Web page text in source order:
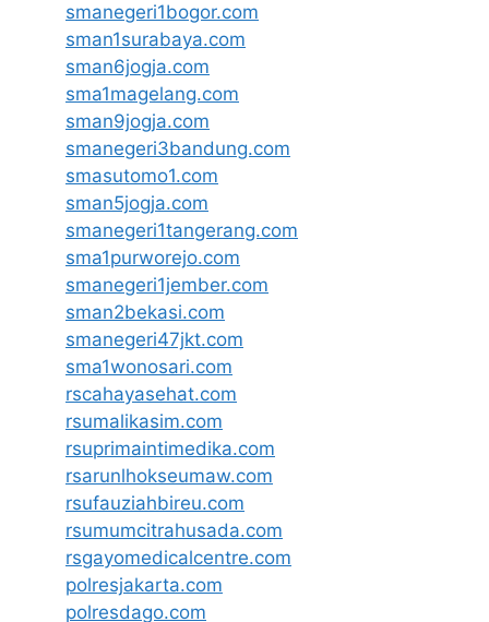
smanegeri1bogor.com
sman1surabaya.com
sman6jogja.com
sma1magelang.com
sman9jogja.com
smanegeri3bandung.com
smasutomo1.com
sman5jogja.com
smanegeri1tangerang.com
sma1purworejo.com
smanegeri1jember.com
sman2bekasi.com
smanegeri47jkt.com
sma1wonosari.com
rscahayasehat.com
rsumalikasim.com
rsuprimaintimedika.com
rsarunlhokseumaw.com
rsufauziahbireu.com
rsumumcitrahusada.com
rsgayomedicalcentre.com
polresjakarta.com
polresdago.com